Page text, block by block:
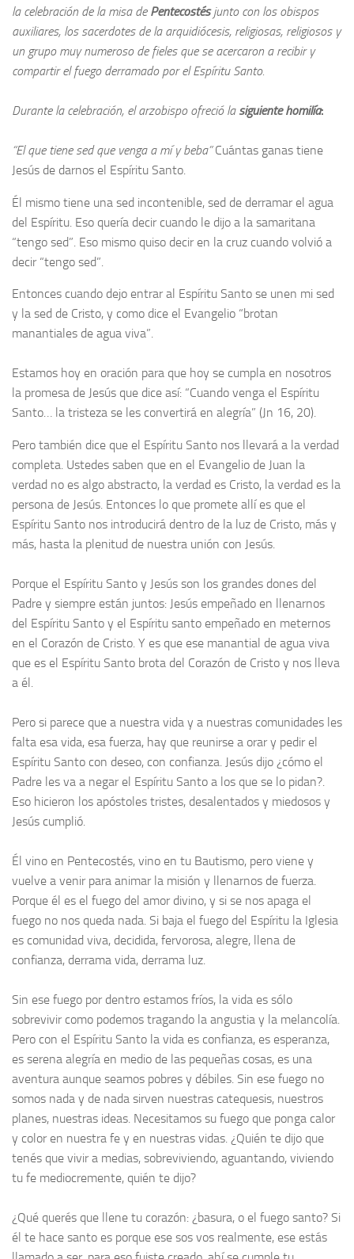
la celebración de la misa de Pentecostésjunto con los obispos
auxiliares, los sacerdotes de la arquidiócesis, religiosas, religiosos y
un grupo muy numeroso de fieles que se acercaron a recibir y
compartir el fuego derramado por el Espíritu Santo.
Durante la celebración, el arzobispo ofreció la siguiente homilía:
“El que tiene sed que venga a mí y beba”Cuántas ganas tiene
Jesús de darnos el Espíritu Santo.
Él mismo tiene una sed incontenible, sed de derramar el agua
del Espíritu. Eso quería decir cuando le dijo a la samaritana
“tengo sed”. Eso mismo quiso decir en la cruz cuando volvió a
decir “tengo sed”.
Entonces cuando dejo entrar al Espíritu Santo se unen mi sed
y la sed de Cristo, y como dice el Evangelio “brotan
manantiales de agua viva”.
Estamos hoy en oración para que hoy se cumpla en nosotros
la promesa de Jesús que dice así: “Cuando venga el Espíritu
Santo… la tristeza se les convertirá en alegría” (Jn 16, 20).
Pero también dice que el Espíritu Santo nos llevará a la verdad
completa. Ustedes saben que en el Evangelio de Juan la
verdad no es algo abstracto, la verdad es Cristo, la verdad es la
persona de Jesús. Entonces lo que promete allí es que el
Espíritu Santo nos introducirá dentro de la luz de Cristo, más y
más, hasta la plenitud de nuestra unión con Jesús.
Porque el Espíritu Santo y Jesús son los grandes dones del
Padre y siempre están juntos: Jesús empeñado en llenarnos
del Espíritu Santo y el Espíritu santo empeñado en meternos
en el Corazón de Cristo. Y es que ese manantial de agua viva
que es el Espíritu Santo brota del Corazón de Cristo y nos lleva
a él.
Pero si parece que a nuestra vida y a nuestras comunidades les
falta esa vida, esa fuerza, hay que reunirse a orar y pedir el
Espíritu Santo con deseo, con confianza. Jesús dijo ¿cómo el
Padre les va a negar el Espíritu Santo a los que se lo pidan?.
Eso hicieron los apóstoles tristes, desalentados y miedosos y
Jesús cumplió.
Él vino en Pentecostés, vino en tu Bautismo, pero viene y
vuelve a venir para animar la misión y llenarnos de fuerza.
Porque él es el fuego del amor divino, y si se nos apaga el
fuego no nos queda nada. Si baja el fuego del Espíritu la Iglesia
es comunidad viva, decidida, fervorosa, alegre, llena de
confianza, derrama vida, derrama luz.
Sin ese fuego por dentro estamos fríos, la vida es sólo
sobrevivir como podemos tragando la angustia y la melancolía.
Pero con el Espíritu Santo la vida es confianza, es esperanza,
es serena alegría en medio de las pequeñas cosas, es una
aventura aunque seamos pobres y débiles. Sin ese fuego no
somos nada y de nada sirven nuestras catequesis, nuestros
planes, nuestras ideas. Necesitamos su fuego que ponga calor
y color en nuestra fe y en nuestras vidas. ¿Quién te dijo que
tenés que vivir a medias, sobreviviendo, aguantando, viviendo
tu fe mediocremente, quién te dijo?
¿Qué querés que llene tu corazón: ¿basura, o el fuego santo? Si
él te hace santo es porque ese sos vos realmente, ese estás